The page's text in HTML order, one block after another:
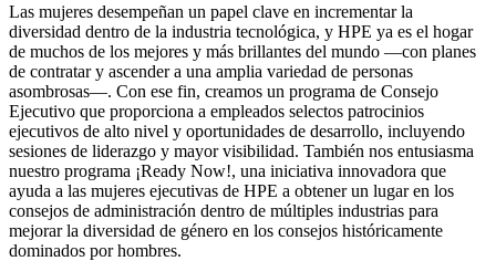
Las mujeres desempeñan un papel clave en incrementar la
diversidad dentro de la industria tecnológica, y HPE ya es el hogar
de muchos de los mejores y más brillantes del mundo —con planes
de contratar y ascender a una amplia variedad de personas
asombrosas—. Con ese fin, creamos un programa de Consejo
Ejecutivo que proporciona a empleados selectos patrocinios
ejecutivos de alto nivel y oportunidades de desarrollo, incluyendo
sesiones de liderazgo y mayor visibilidad. También nos entusiasma
nuestro programa ¡Ready Now!, una iniciativa innovadora que
ayuda a las mujeres ejecutivas de HPE a obtener un lugar en los
consejos de administración dentro de múltiples industrias para
mejorar la diversidad de género en los consejos históricamente
dominados por hombres.